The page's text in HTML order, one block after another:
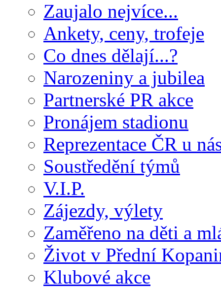
Zaujalo nejvíce...
Ankety, ceny, trofeje
Co dnes dělají...?
Narozeniny a jubilea
Partnerské PR akce
Pronájem stadionu
Reprezentace ČR u
Soustředění týmů
V.I.P.
Zájezdy, výlety
Zaměřeno na děti a
Život v Přední
Klubové akce